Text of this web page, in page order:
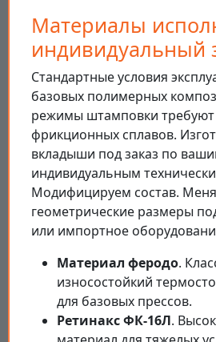
Материалы
индивидуальный
Стандартные условия
базовых полимерных
режимы штамповки требуют
фрикционных сплавов.
вкладыши под заказ по
индивидуальным
Модифицируем состав.
геометрические размеры
или импортное
Материал феродо.
износостойкий
для базовых прессов.
Ретинакс ФК-16Л.